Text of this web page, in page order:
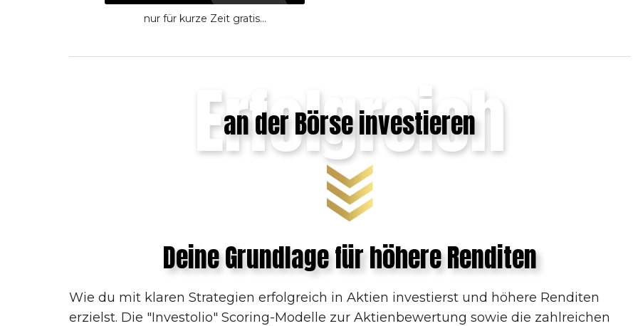
nur für kurze Zeit gratis...
Erfolgreich
an der Börse investieren
Deine Grundlage für höhere Renditen
Wie du mit klaren Strategien erfolgreich in Aktien investierst und höhere Renditen
erzielst. Die "Investolio" Scoring-Modelle zur Aktienbewertung sowie die zahlreichen